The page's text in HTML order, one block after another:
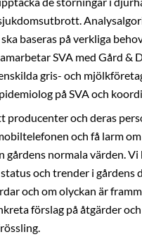
baseras på verkliga
SVA med Gård &
gris- och
på SVA och
producenter och deras
och få larm
gårdens normala värden.
och trender i gårdens
och om olyckan är
förslag på åtgärder